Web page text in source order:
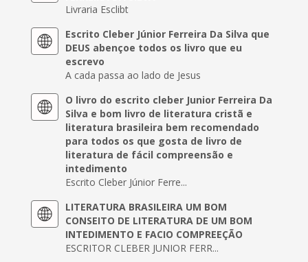
Livraria Esclibt
Escrito Cleber Júnior Ferreira Da Silva que
DEUS abençoe todos os livro que eu
escrevo
A cada passa ao lado de Jesus
O livro do escrito cleber Junior Ferreira Da
Silva e bom livro de literatura cristã e
literatura brasileira bem recomendado
para todos os que gosta de livro de
literatura de fácil compreensão e
intedimento
Escrito Cleber Júnior Ferre...
LITERATURA BRASILEIRA UM BOM
CONSEITO DE LITERATURA DE UM BOM
INTEDIMENTO E FACIO COMPREEÇÃO
ESCRITOR CLEBER JUNIOR FERR...